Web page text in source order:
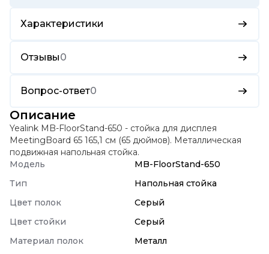
Характеристики
Отзывы0
Вопрос-ответ0
Описание
Yealink MB-FloorStand-650 - стойка для дисплея
MeetingBoard 65 165,1 см (65 дюймов). Металлическая
подвижная напольная стойка.
Модель
MB-FloorStand-650
Тип
Напольная стойка
Цвет полок
Серый
Цвет стойки
Серый
Материал полок
Металл